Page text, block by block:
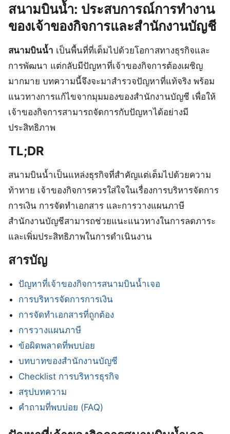
สนามบินน้ำ: ประสบการณ์การทำงาน
ของเจ้าของกิจการและสำนักงานบัญชี
สนามบินน้ำ เป็นพื้นที่ที่เต็มไปด้วยโอกาสทางธุรกิจและ
การพัฒนา แต่กลับมีปัญหาที่เจ้าของกิจการต้องเผชิญ
มากมาย บทความนี้จึงจะมาสำรวจปัญหาที่แท้จริง พร้อม
แนวทางการแก้ไขจากมุมมองของสำนักงานบัญชี เพื่อให้
เจ้าของกิจการสามารถจัดการกับปัญหาได้อย่างมี
ประสิทธิภาพ
TL;DR
สนามบินน้ำเป็นแหล่งธุรกิจที่สำคัญแต่เต็มไปด้วยความ
ท้าทาย เจ้าของกิจการควรใส่ใจในเรื่องการบริหารจัดการ
การเงิน การจัดทำเอกสาร และการวางแผนภาษี
สำนักงานบัญชีสามารถช่วยแนะแนวทางในการลดภาระ
และเพิ่มประสิทธิภาพในการดำเนินงาน
สารบัญ
ปัญหาที่เจ้าของกิจการสนามบินน้ำเจอ
การบริหารจัดการการเงิน
การจัดทำเอกสารที่ถูกต้อง
การวางแผนภาษี
ข้อผิดพลาดที่พบบ่อย
บทบาทของสำนักงานบัญชี
Checklist การบริหารธุรกิจ
สรุปบทความ
คำถามที่พบบ่อย (FAQ)